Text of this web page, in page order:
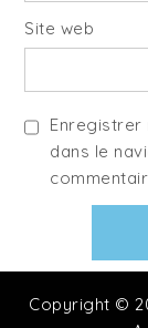
Site web
Enregistrer
dans le
Copyright ©